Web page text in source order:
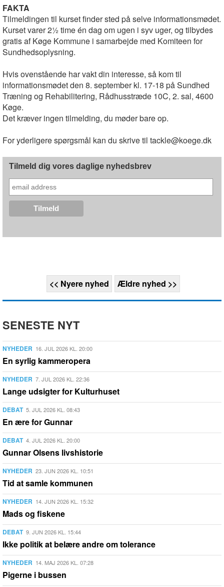
FAKTA
Tilmeldingen til kurset finder sted på selve informationsmødet.
Kurset varer 2½ time én dag om ugen i syv uger, og tilbydes
gratis af Køge Kommune i samarbejde med Komiteen for
Sundhedsoplysning.
Hvis ovenstående har vakt din interesse, så kom til
informationsmødet den 8. september kl. 17-18 på Sundhed
Træning og Rehabilitering, Rådhusstræde 10C, 2. sal, 4600
Køge.
Det kræver ingen tilmelding, du møder bare op.
For yderligere spørgsmål kan du skrive til tackle@koege.dk
Tilmeld dig vores daglige nyhedsbrev
<< Nyere nyhed Ældre nyhed >>
SENESTE NYT
NYHEDER 16. JUL 2026 KL. 20:00
En syrlig kammeropera
NYHEDER 7. JUL 2026 KL. 22:36
Lange udsigter for Kulturhuset
DEBAT 5. JUL 2026 KL. 08:43
En ære for Gunnar
DEBAT 4. JUL 2026 KL. 20:00
Gunnar Olsens livshistorie
NYHEDER 23. JUN 2026 KL. 10:51
Tid at samle kommunen
NYHEDER 14. JUN 2026 KL. 15:32
Mads og fiskene
DEBAT 9. JUN 2026 KL. 15:44
Ikke politik at belære andre om tolerance
NYHEDER 14. MAJ 2026 KL. 07:28
Pigerne i bussen